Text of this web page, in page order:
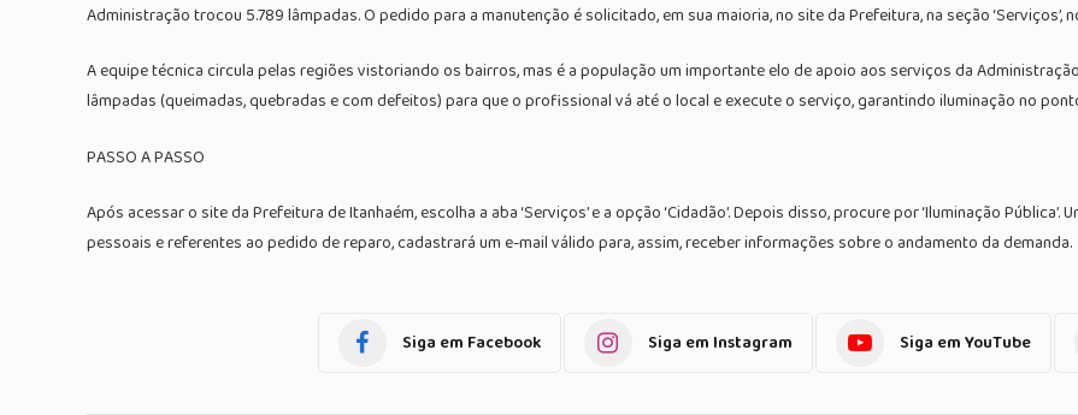
Administração trocou 5.789 lâmpadas. O pedido para a manutenção é solicitado, em sua maioria, no site da Prefeitura, na seção ‘Serviços’,
A equipe técnica circula pelas regiões vistoriando os bairros, mas é a população um importante elo de apoio aos serviços da
lâmpadas (queimadas, quebradas e com defeitos) para que o profissional vá até o local e execute o serviço, garantindo iluminação no
PASSO A PASSO
Após acessar o site da Prefeitura de Itanhaém, escolha a aba ‘Serviços’ e a opção ‘Cidadão’. Depois disso, procure por ‘Iluminação
pessoais e referentes ao pedido de reparo, cadastrará um e-mail válido para, assim, receber informações sobre o andamento da demanda.
Siga em Facebook Siga em Instagram Siga em YouTube